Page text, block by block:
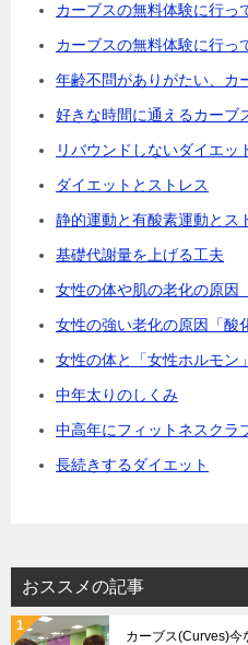
カーブスの無料体験に行っ
カーブスの無料体験に行っ
年齢不問がありがたい、カ
好きな時間に通えるカーブ
リバウンドしないダイエッ
ダイエットとストレス
静的運動と有酸素運動とス
基礎代謝量を上げる工夫
女性の体や肌の老化の原因
女性の強い老化の原因「酸
女性の体と「女性ホルモン」
中年太りのしくみ
中高年にフィットネスクラ
長続きするダイエット
おススメの記事
カーブス(Curves)今